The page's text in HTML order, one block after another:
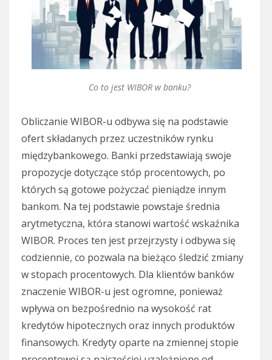
Co to jest WIBOR w banku?
Obliczanie WIBOR-u odbywa się na podstawie
ofert składanych przez uczestników rynku
międzybankowego. Banki przedstawiają swoje
propozycje dotyczące stóp procentowych, po
których są gotowe pożyczać pieniądze innym
bankom. Na tej podstawie powstaje średnia
arytmetyczna, która stanowi wartość wskaźnika
WIBOR. Proces ten jest przejrzysty i odbywa się
codziennie, co pozwala na bieżąco śledzić zmiany
w stopach procentowych. Dla klientów banków
znaczenie WIBOR-u jest ogromne, ponieważ
wpływa on bezpośrednio na wysokość rat
kredytów hipotecznych oraz innych produktów
finansowych. Kredyty oparte na zmiennej stopie